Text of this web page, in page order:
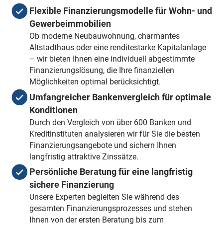
Flexible Finanzierungsmodelle für Wohn- und
Gewerbeimmobilien
Ob moderne Neubauwohnung, charmantes
Altstadthaus oder eine renditestarke Kapitalanlage
– wir bieten Ihnen eine individuell abgestimmte
Finanzierungslösung, die Ihre finanziellen
Möglichkeiten optimal berücksichtigt.
Umfangreicher Bankenvergleich für optimale
Konditionen
Durch den Vergleich von über 600 Banken und
Kreditinstituten analysieren wir für Sie die besten
Finanzierungsangebote und sichern Ihnen
langfristig attraktive Zinssätze.
Persönliche Beratung für eine langfristig
sichere Finanzierung
Unsere Experten begleiten Sie während des
gesamten Finanzierungsprozesses und stehen
Ihnen von der ersten Beratung bis zum